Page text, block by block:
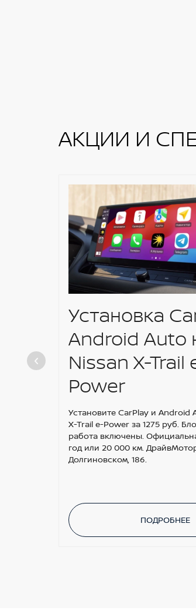
АКЦИИ И
Установка
Android Auto
Nissan X-Trail
Power
Установите CarPlay и Android
X-Trail e-Power за 1275 руб.
работа включены.
год или 20 000 км.
Долгиновском, 186.
ПОДРОБНЕЕ